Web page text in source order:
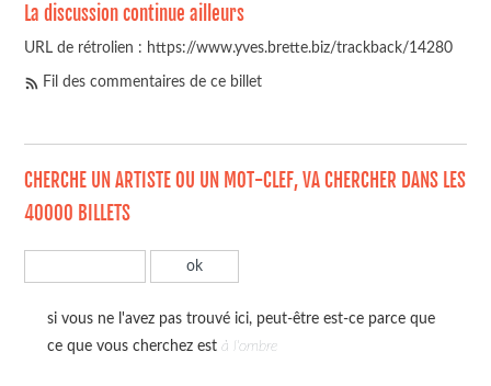
La discussion continue ailleurs
URL de rétrolien : https://www.yves.brette.biz/trackback/14280
Fil des commentaires de ce billet
CHERCHE UN ARTISTE OU UN MOT-CLEF, VA CHERCHER DANS LES
40000 BILLETS
si vous ne l'avez pas trouvé ici, peut-être est-ce parce que
ce que vous cherchez est à l'ombre